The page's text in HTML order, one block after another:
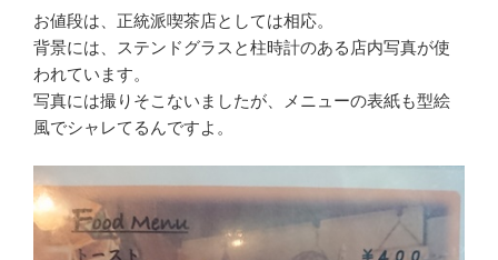
お値段は、正統派喫茶店としては相応。
背景には、ステンドグラスと柱時計のある店内写真が使
われています。
写真には撮りそこないましたが、メニューの表紙も型絵
風でシャレてるんですよ。